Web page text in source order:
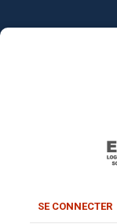
au
Primary
SE CONNECTER